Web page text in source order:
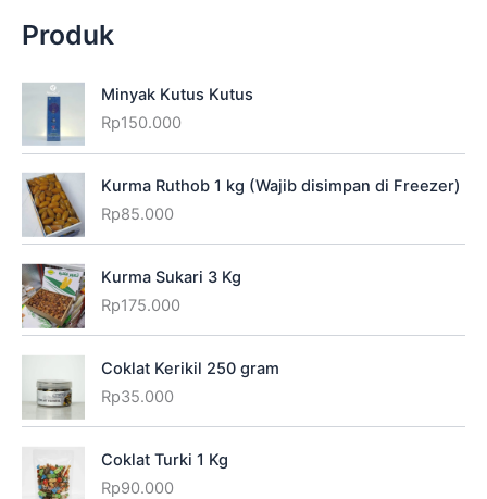
Produk
Minyak Kutus Kutus
Rp150.000
Kurma Ruthob 1 kg (Wajib disimpan di Freezer)
Rp85.000
Kurma Sukari 3 Kg
Rp175.000
Coklat Kerikil 250 gram
Rp35.000
Coklat Turki 1 Kg
Rp90.000